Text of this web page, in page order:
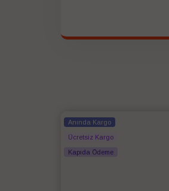
Anında Kargo
Ücretsiz Kargo
Kapıda Ödeme